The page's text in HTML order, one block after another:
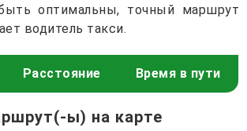
оптимальны, точный маршрут
водитель такси.
Расстояние Время в пути
ы) на карте